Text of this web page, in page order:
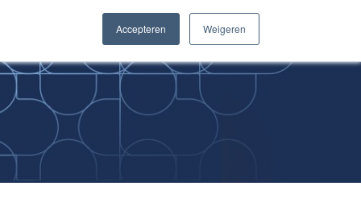
Accepteren Weigeren
Improving
Medical Skills